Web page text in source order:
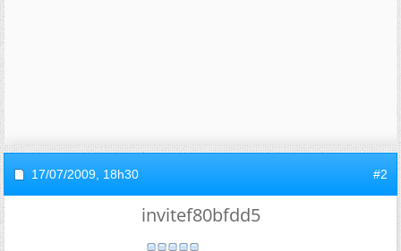
17/07/2009, 18h30 #2
invitef80bfdd5